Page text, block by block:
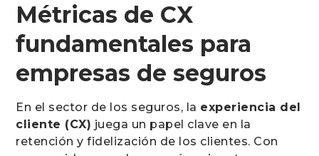
Métricas de CX
fundamentales para
empresas de seguros
En el sector de los seguros, la experiencia del
cliente (CX) juega un papel clave en la
retención y fidelización de los clientes. Con